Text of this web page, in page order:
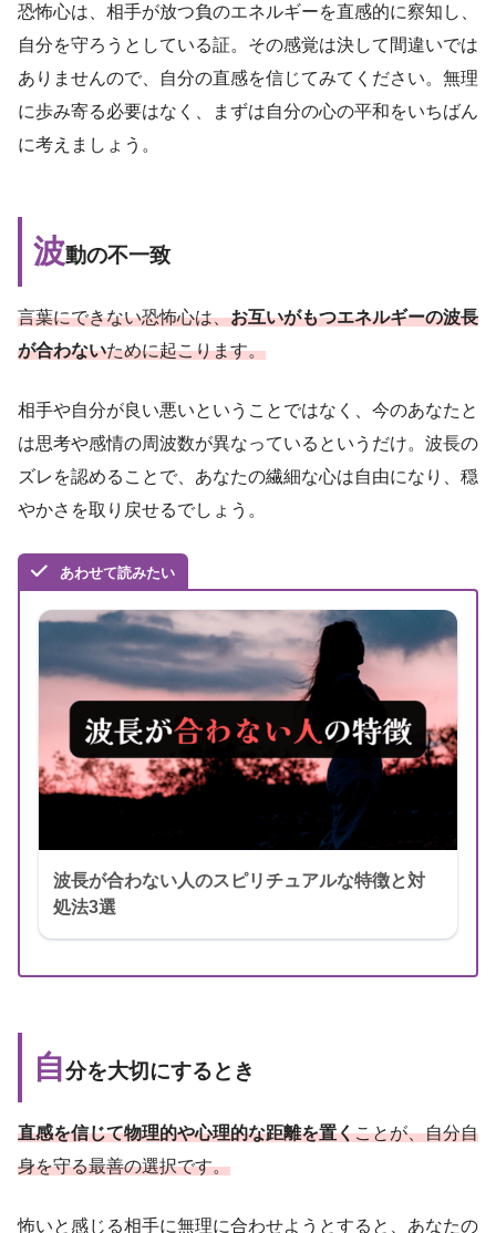
恐怖心は、相手が放つ負のエネルギーを直感的に察知し、
自分を守ろうとしている証。その感覚は決して間違いでは
ありませんので、自分の直感を信じてみてください。無理
に歩み寄る必要はなく、まずは自分の心の平和をいちばん
に考えましょう。
波動の不一致
言葉にできない恐怖心は、お互いがもつエネルギーの波長
が合わないために起こります。
相手や自分が良い悪いということではなく、今のあなたと
は思考や感情の周波数が異なっているというだけ。波長の
ズレを認めることで、あなたの繊細な心は自由になり、穏
やかさを取り戻せるでしょう。
あわせて読みたい
波長が合わない人のスピリチュアルな特徴と対
処法3選
自分を大切にするとき
直感を信じて物理的や心理的な距離を置くことが、自分自
身を守る最善の選択です。
怖いと感じる相手に無理に合わせようとすると、あなたの